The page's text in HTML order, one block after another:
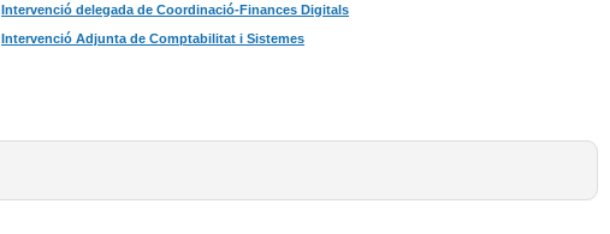
Intervenció delegada de Coordinació-Finances Digitals
Intervenció Adjunta de Comptabilitat i Sistemes